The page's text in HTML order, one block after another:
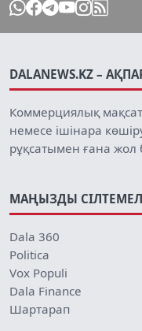
DALANEWS.KZ –
Коммерциялық
немесе ішінара
рұқсатымен ғана жол
МАҢЫЗДЫ
Dala 360
Politica
Vox Populi
Dala Finance
Шартарап